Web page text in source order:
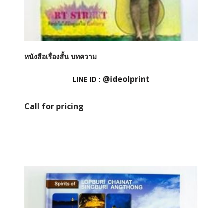
หนังสือเรื่องสั้น บทความ
LINE ID : @ideolprint
Call for pricing